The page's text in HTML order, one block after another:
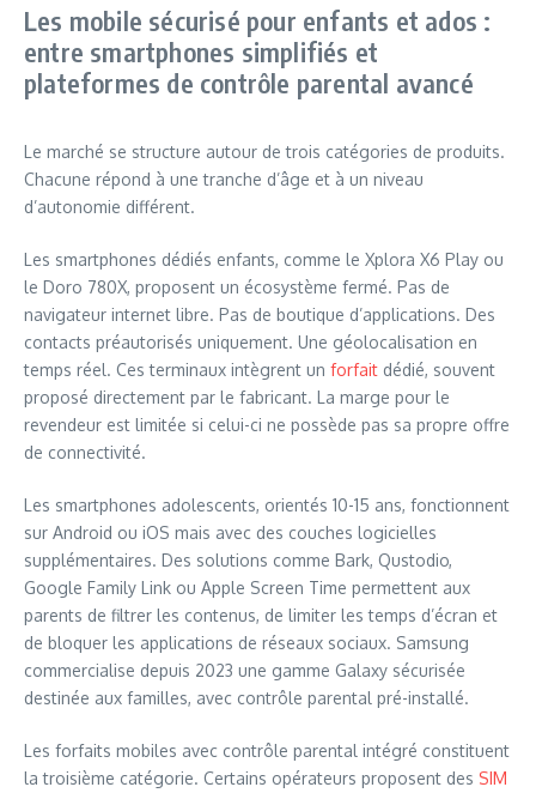
Les mobile sécurisé pour enfants et ados :
entre smartphones simplifiés et
plateformes de contrôle parental avancé
Le marché se structure autour de trois catégories de produits.
Chacune répond à une tranche d’âge et à un niveau
d’autonomie différent.
Les smartphones dédiés enfants, comme le Xplora X6 Play ou
le Doro 780X, proposent un écosystème fermé. Pas de
navigateur internet libre. Pas de boutique d’applications. Des
contacts préautorisés uniquement. Une géolocalisation en
temps réel. Ces terminaux intègrent un forfait dédié, souvent
proposé directement par le fabricant. La marge pour le
revendeur est limitée si celui-ci ne possède pas sa propre offre
de connectivité.
Les smartphones adolescents, orientés 10-15 ans, fonctionnent
sur Android ou iOS mais avec des couches logicielles
supplémentaires. Des solutions comme Bark, Qustodio,
Google Family Link ou Apple Screen Time permettent aux
parents de filtrer les contenus, de limiter les temps d’écran et
de bloquer les applications de réseaux sociaux. Samsung
commercialise depuis 2023 une gamme Galaxy sécurisée
destinée aux familles, avec contrôle parental pré-installé.
Les forfaits mobiles avec contrôle parental intégré constituent
la troisième catégorie. Certains opérateurs proposent des SIM